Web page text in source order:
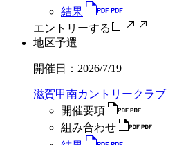
結果
エントリーする
地区予選
開催日： 2026/7/19
滋賀甲南カントリークラブ
開催要項
組み合わせ